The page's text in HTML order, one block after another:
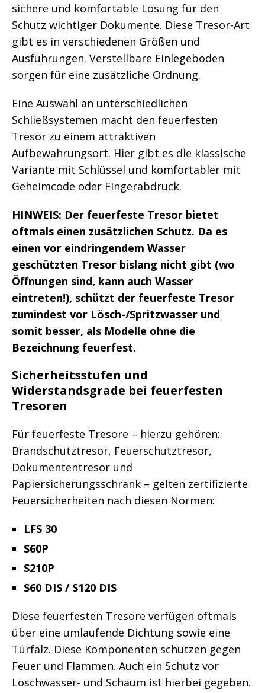
sichere und komfortable Lösung für den
Schutz wichtiger Dokumente. Diese Tresor-Art
gibt es in verschiedenen Größen und
Ausführungen. Verstellbare Einlegeböden
sorgen für eine zusätzliche Ordnung.
Eine Auswahl an unterschiedlichen
Schließsystemen macht den feuerfesten
Tresor zu einem attraktiven
Aufbewahrungsort. Hier gibt es die klassische
Variante mit Schlüssel und komfortabler mit
Geheimcode oder Fingerabdruck.
HINWEIS: Der feuerfeste Tresor bietet
oftmals einen zusätzlichen Schutz. Da es
einen vor eindringendem Wasser
geschützten Tresor bislang nicht gibt (wo
Öffnungen sind, kann auch Wasser
eintreten!), schützt der feuerfeste Tresor
zumindest vor Lösch-/Spritzwasser und
somit besser, als Modelle ohne die
Bezeichnung feuerfest.
Sicherheitsstufen und
Widerstandsgrade bei feuerfesten
Tresoren
Für feuerfeste Tresore – hierzu gehören:
Brandschutztresor, Feuerschutztresor,
Dokumententresor und
Papiersicherungsschrank – gelten zertifizierte
Feuersicherheiten nach diesen Normen:
LFS 30
S60P
S210P
S60 DIS / S120 DIS
Diese feuerfesten Tresore verfügen oftmals
über eine umlaufende Dichtung sowie eine
Türfalz. Diese Komponenten schützen gegen
Feuer und Flammen. Auch ein Schutz vor
Löschwasser- und Schaum ist hierbei gegeben.